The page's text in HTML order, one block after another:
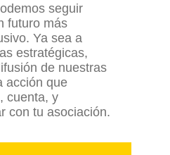
seguir
futuro más
Ya sea a
estratégicas,
de nuestras
acción que
cuenta, y
con tu asociación.